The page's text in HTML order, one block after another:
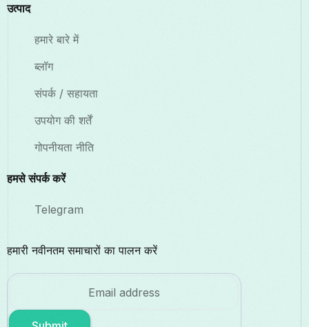
उत्पाद
हमारे बारे में
ब्लॉग
संपर्क / सहायता
उपयोग की शर्तें
गोपनीयता नीति
हमसे संपर्क करें
Telegram
हमारी नवीनतम समाचारों का पालन करें